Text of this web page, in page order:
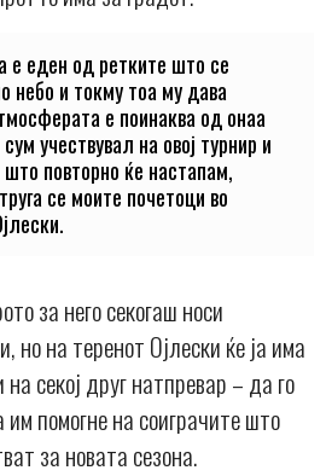
е еден од ретките што се
небо и токму тоа му дава
е поинаква од онаа
учествувал на овој турнир и
повторно ќе настапам,
се моите почетоци во
за него секогаш носи
но на теренот Ојлески ќе ја има
секој друг натпревар – да го
помогне на соиграчите што
за новата сезона.